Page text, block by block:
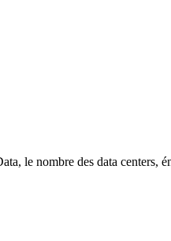
le nombre des data